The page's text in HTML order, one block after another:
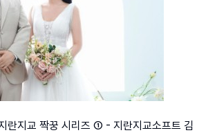
란지교 짝꿍 시리즈 ① - 지란지교소프트 김